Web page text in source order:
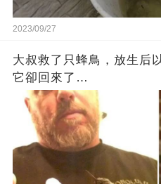
2023/09/27
大叔救了只蜂鳥，放生后
它卻回來了…